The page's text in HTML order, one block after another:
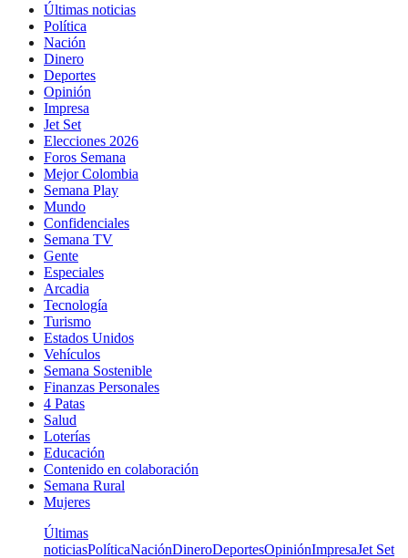
Últimas noticias
Política
Nación
Dinero
Deportes
Opinión
Impresa
Jet Set
Elecciones 2026
Foros Semana
Mejor Colombia
Semana Play
Mundo
Confidenciales
Semana TV
Gente
Especiales
Arcadia
Tecnología
Turismo
Estados Unidos
Vehículos
Semana Sostenible
Finanzas Personales
4 Patas
Salud
Loterías
Educación
Contenido en colaboración
Semana Rural
Mujeres
Últimas
noticiasPolíticaNaciónDineroDeportesOpiniónImpresaJet Set